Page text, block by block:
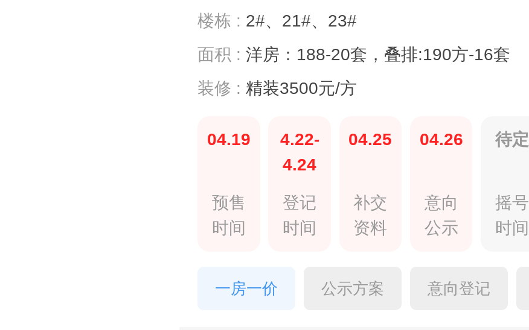
楼栋 : 2#、21#、23#
面积 : 洋房：188-20套，叠排:190方-16套
装修 : 精装3500元/方
04.19
预售
时间
4.22-
4.24
登记
时间
04.25
补交
资料
04.26
意向
公示
待定
摇号
时间
一房一价 公示方案 意向登记